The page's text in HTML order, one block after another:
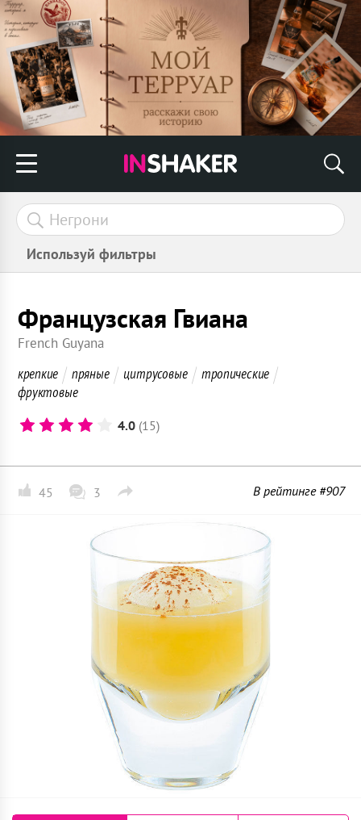
Используй фильтры
Французская Гвиана
French Guyana
крепкие пряные цитрусовые
тропические
фруктовые
4.0 (15)
45 3 В рейтинге #907